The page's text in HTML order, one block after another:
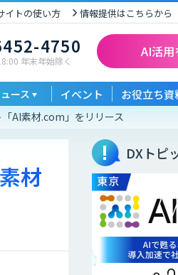
イトの使い方 情報提供はこちらから
4750
年末年始除く
AI活用
ース イベント お役立ち資
AI素材.com」をリリース
材
DXトピ